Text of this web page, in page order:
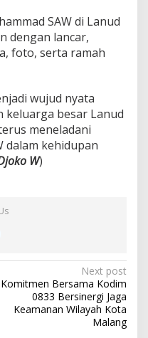
SAW di Lanud
dengan lancar,
foto, serta ramah
wujud nyata
keluarga besar Lanud
meneladani
dalam kehidupan
W)
Next post
Komitmen Bersama Kodim
0833 Bersinergi Jaga
Keamanan Wilayah Kota
Malang